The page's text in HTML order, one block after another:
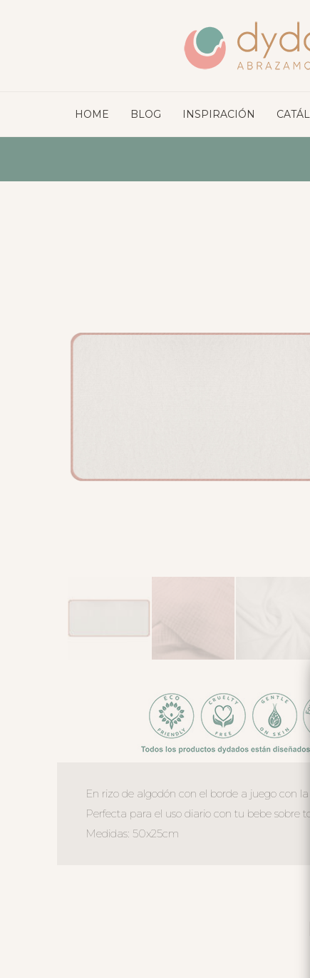
HOME BLOG INSPIRACIÓN
En rizo de algodón con el borde a juego con
Perfecta para el uso diario con tu bebe
Medidas: 50x25cm